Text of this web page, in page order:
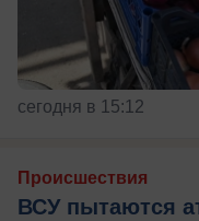
сегодня в 15:12
Происшествия
ВСУ пытаются